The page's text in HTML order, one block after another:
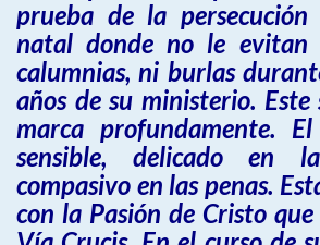
prueba de la
natal donde no le
calumnias, ni burlas
años de su ministerio.
marca profundamente.
sensible, delicado en
compasivo en las penas.
con la Pasión de Cristo